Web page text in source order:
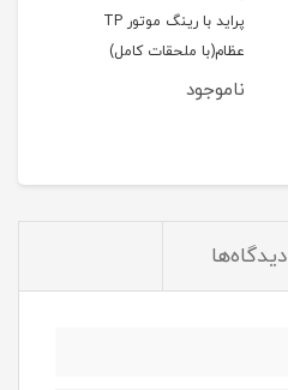
پراید با رینگ موتور TP
عظام(با ملحقات کامل)
ناموجود
دیدگاه‌ها